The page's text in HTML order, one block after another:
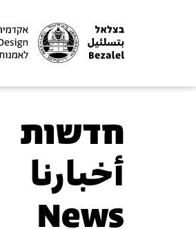
חדשות
أخبارنا
News